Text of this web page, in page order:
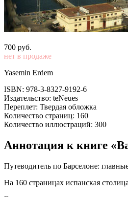
700 pуб.
нет в продаже
Yasemin Erdem
ISBN: 978-3-8327-9192-6
Издательство: teNeues
Переплет: Твердая обложка
Количество страниц: 160
Количество иллюстраций: 300
Аннотация к книге
Путеводитель по Барселоне:
На 160 страницах испанская